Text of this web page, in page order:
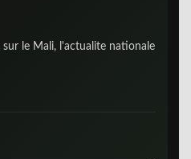
le Mali, l'actualite nationale